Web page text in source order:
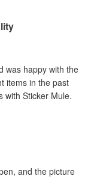
was happy with the
items in the past
with Sticker Mule.
and the picture